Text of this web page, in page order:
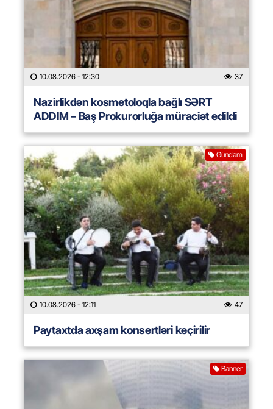
10.08.2026 - 12:30 37
Nazirlikdən kosmetoloqla bağlı SƏRT
ADDIM – Baş Prokurorluğa müraciət edildi
Gündəm
10.08.2026 - 12:11 47
Paytaxtda axşam konsertləri keçirilir
Banner